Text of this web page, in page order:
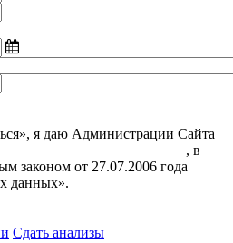
я даю Администрации Сайта
, в
законом от 27.07.2006 года
данных».
Сдать анализы